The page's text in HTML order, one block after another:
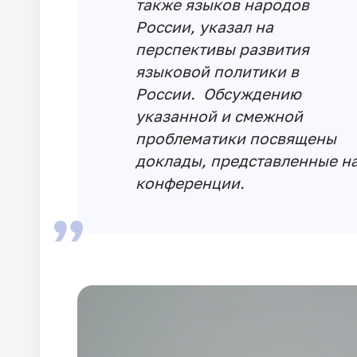
также языков народов
России, указал на
перспективы развития
языковой политики в
России. Обсуждению
указанной и смежной
проблематики посвящены
доклады, представленные
конференции.